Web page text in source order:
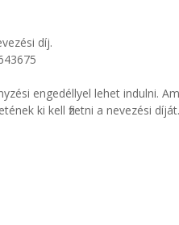
díj.
engedéllyel lehet indulni.
ki kell fizetni a nevezési